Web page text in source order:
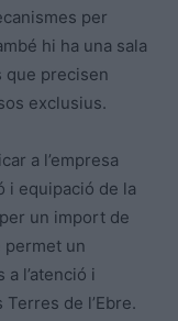
per
hi ha una sala
que precisen
exclusius.
a l’empresa
i equipació de la
un import de
permet un
l’atenció i
de l’Ebre.